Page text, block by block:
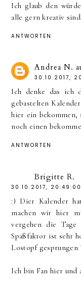
Ich glaub den
alle gern kreativ
ANTWORTEN
Andrea N.
30.10.2017,
Ich denke das ich
gebastelten
hier ein bekommen,
noch einen
ANTWORTEN
Brigitte R.
30.10.2017, 20:49:00
:) Dier Kalender
machen wir hier
vergehen die
Spaßfaktor ist sehr
Lostopf gesprungen
Ich bin Fan hier